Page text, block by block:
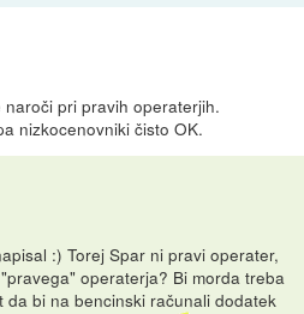
pri pravih operaterjih.
nizkocenovniki čisto OK.
:) Torej Spar ni pravi operater,
operaterja? Bi morda treba
da bi na bencinski računali dodatek